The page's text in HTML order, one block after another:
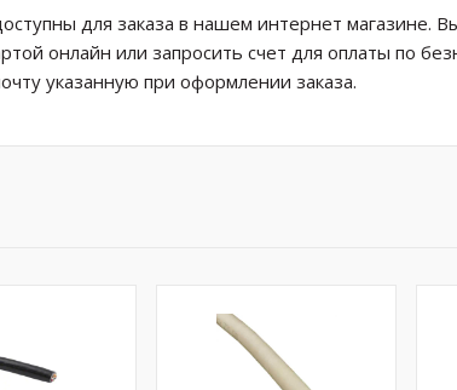
для заказа в нашем интернет магазине.
онлайн или запросить счет для оплаты по
указанную при оформлении заказа.